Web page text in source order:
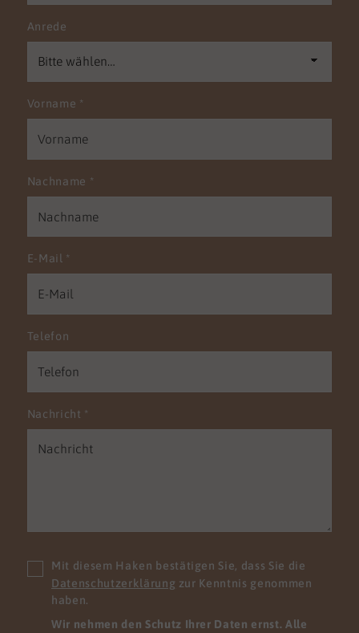
Anrede
Vorname *
Nachname *
E-Mail *
Telefon
Nachricht *
Mit diesem Haken bestätigen Sie, dass Sie die
Datenschutzerklärung zur Kenntnis genommen
haben.
Wir nehmen den Schutz Ihrer Daten ernst. Alle